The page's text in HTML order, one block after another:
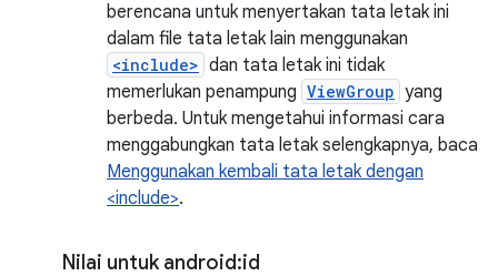
berencana untuk menyertakan tata letak ini
dalam file tata letak lain menggunakan
<include> dan tata letak ini tidak
memerlukan penampung ViewGroup yang
berbeda. Untuk mengetahui informasi cara
menggabungkan tata letak selengkapnya, baca
Menggunakan kembali tata letak dengan
<include>.
Nilai untuk android:id